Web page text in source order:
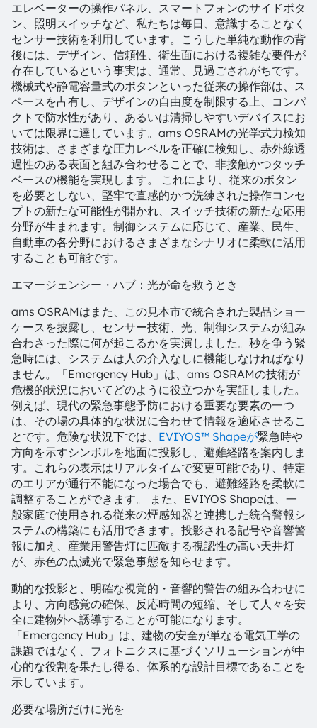
エレベーターの操作パネル、スマートフォンのサイドボタ
ン、照明スイッチなど、私たちは毎日、意識することなく
センサー技術を利用しています。こうした単純な動作の背
後には、デザイン、信頼性、衛生面における複雑な要件が
存在しているという事実は、通常、見過ごされがちです。
機械式や静電容量式のボタンといった従来の操作部は、ス
ペースを占有し、デザインの自由度を制限する上、コンパ
クトで防水性があり、あるいは清掃しやすいデバイスにお
いては限界に達しています。ams OSRAMの光学式力検知
技術は、さまざまな圧力レベルを正確に検知し、赤外線透
過性のある表面と組み合わせることで、非接触かつタッチ
ベースの機能を実現します。 これにより、従来のボタン
を必要としない、堅牢で直感的かつ洗練された操作コンセ
プトの新たな可能性が開かれ、スイッチ技術の新たな応用
分野が生まれます。制御システムに応じて、産業、民生、
自動車の各分野におけるさまざまなシナリオに柔軟に活用
することも可能です。
エマージェンシー・ハブ：光が命を救うとき
ams OSRAMはまた、この見本市で統合された製品ショー
ケースを披露し、センサー技術、光、制御システムが組み
合わさった際に何が起こるかを実演しました。秒を争う緊
急時には、システムは人の介入なしに機能しなければなり
ません。「Emergency Hub」は、ams OSRAMの技術が
危機的状況においてどのように役立つかを実証しました。
例えば、現代の緊急事態予防における重要な要素の一つ
は、その場の具体的な状況に合わせて情報を適応させるこ
とです。危険な状況下では、 EVIYOS™ Shapeが緊急時や
方向を示すシンボルを地面に投影し、避難経路を案内しま
す。これらの表示はリアルタイムで変更可能であり、特定
のエリアが通行不能になった場合でも、避難経路を柔軟に
調整することができます。 また、EVIYOS Shapeは、一
般家庭で使用される従来の煙感知器と連携した統合警報シ
ステムの構築にも活用できます。投影される記号や音響警
報に加え、産業用警告灯に匹敵する視認性の高い天井灯
が、赤色の点滅光で緊急事態を知らせます。
動的な投影と、明確な視覚的・音響的警告の組み合わせに
より、方向感覚の確保、反応時間の短縮、そして人々を安
全に建物外へ誘導することが可能になります。
「Emergency Hub」は、建物の安全が単なる電気工学の
課題ではなく、フォトニクスに基づくソリューションが中
心的な役割を果たし得る、体系的な設計目標であることを
示しています。
必要な場所だけに光を